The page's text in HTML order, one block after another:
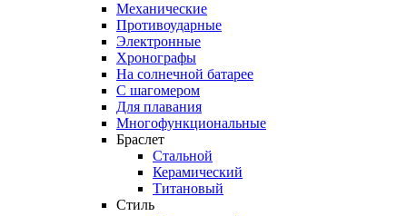
Механические
Противоударные
Электронные
Хронографы
На солнечной батарее
С шагомером
Для плавания
Многофункциональные
Браслет
Стальной
Керамический
Титановый
Стиль